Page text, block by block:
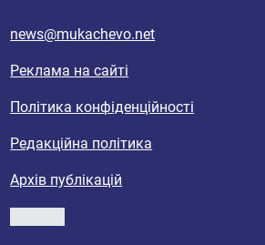
news@mukachevo.net
Реклама на сайті
Політика конфіденційності
Редакційна політика
Архів публікацій